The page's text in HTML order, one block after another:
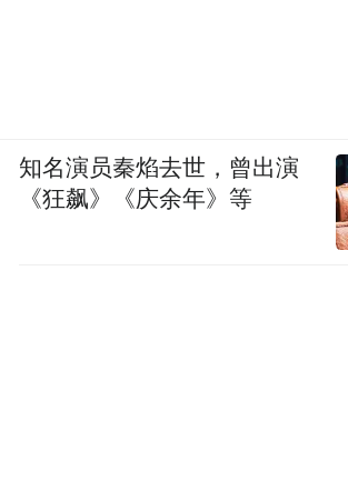
知名演员秦焰去世，曾出演
《狂飙》《庆余年》等